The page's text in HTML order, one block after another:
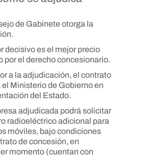
de Gabinete otorga la
decisivo es el mejor precio
por el derecho concesionario.
a la adjudicación, el contrato
el Ministerio de Gobierno en
del Estado.
adjudicada podrá solicitar
radioeléctrico adicional para
móviles, bajo condiciones
de concesión, en
momento (cuentan con